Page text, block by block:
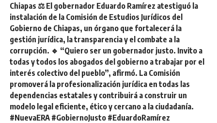
Chiapas ⚖️ El gobernador Eduardo Ramírez atestiguó la
instalación de la Comisión de Estudios Jurídicos del
Gobierno de Chiapas, un órgano que fortalecerá la
gestión jurídica, la transparencia y el combate a la
corrupción. 🔹 “Quiero ser un gobernador justo. Invito a
todas y todos los abogados del gobierno a trabajar por el
interés colectivo del pueblo”, afirmó. La Comisión
promoverá la profesionalización jurídica en todas las
dependencias estatales y contribuirá a construir un
modelo legal eficiente, ético y cercano a la ciudadanía.
#NuevaERA #GobiernoJusto #EduardoRamírez